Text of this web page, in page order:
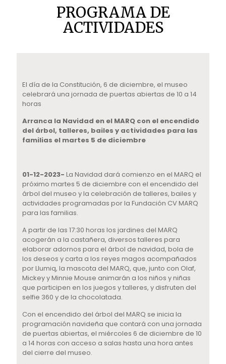
PROGRAMA DE
ACTIVIDADES
El día de la Constitución, 6 de diciembre, el museo
celebrará una jornada de puertas abiertas de 10 a 14
horas
Arranca la Navidad en el MARQ con el encendido
del árbol, talleres, bailes y actividades para las
familias el martes 5 de diciembre
01-12-2023- La Navidad dará comienzo en el MARQ el
próximo martes 5 de diciembre con el encendido del
árbol del museo y la celebración de talleres, bailes y
actividades programadas por la Fundación CV MARQ
para las familias.
A partir de las 17:30 horas los jardines del MARQ
acogerán a la castañera, diversos talleres para
elaborar adornos para el árbol de navidad, bola de
los deseos y carta a los reyes magos acompañados
por Llumiq, la mascota del MARQ, que, junto con Olaf,
Mickey y Minnie Mouse animarán a los niños y niñas
que participen en los juegos y talleres, y disfruten del
selfie 360 y de la chocolatada.
Con el encendido del árbol del MARQ se inicia la
programación navideña que contará con una jornada
de puertas abiertas, el miércoles 6 de diciembre de 10
a 14 horas con acceso a salas hasta una hora antes
del cierre del museo.